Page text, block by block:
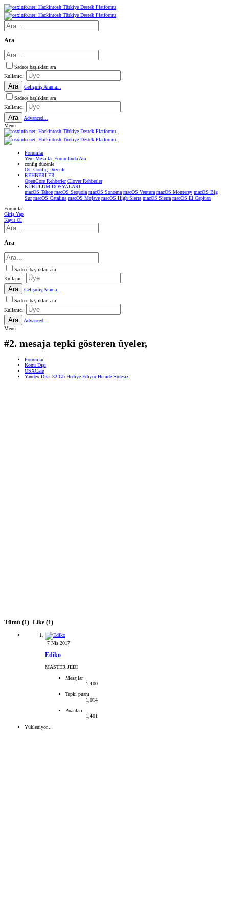
Ara
Sadece başlıkları ara
Kullanıcı:
Ara
Gelişmiş Arama...
Sadece başlıkları ara
Kullanıcı:
Ara
Advanced...
Menü
Forumlar
Yeni Mesajlar Forumlarda Ara
confıg düzenle
OC Config Düzenle
REHBERLER
OpenCore Rehberler Clover Rehberler
KURULUM DOSYALARI
macOS Tahoe macOS Sequoia macOS Sonoma macOS Ventura macOS Monterey macOS Big
Sur macOS Catalina macOS Mojave macOS High Sierra macOS Sierra macOS El Capitan
Forumlar
Giriş Yap
Kayıt Ol
Ara
Sadece başlıkları ara
Kullanıcı:
Ara
Gelişmiş Arama...
Sadece başlıkları ara
Kullanıcı:
Ara
Advanced...
Menü
#2. mesaja tepki gösteren üyeler,
Forumlar
Konu Dışı
OSXCafe
Yandex Disk 32 Gb Hediye Ediyor Hemde Süresiz
Tümü (1) Like (1)
7 Nis 2017
Ediko
MASTER JEDI
Mesajlar
1,400
Tepki puanı
1,014
Puanları
1,401
Yükleniyor...